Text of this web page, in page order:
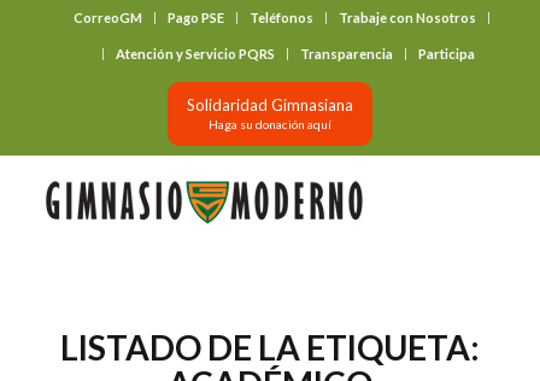
CorreoGM Pago PSE Teléfonos Trabaje con Nosotros
Atención y Servicio PQRS Transparencia Participa
Solidaridad Gimnasiana
Haga su donación aquí
LISTADO DE LA ETIQUETA: